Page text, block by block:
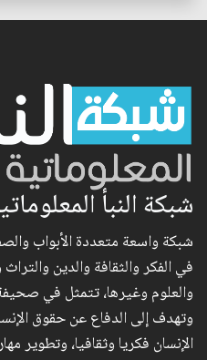
شبكة النبأ
شبكة واسعة متعددة الأبواب
في الفكر والثقافة والدين
والعلوم وغيرها، تتمثل في
وتهدف إلى الدفاع عن حقوق
الإنسان فكريا وثقافيا، وتطوير